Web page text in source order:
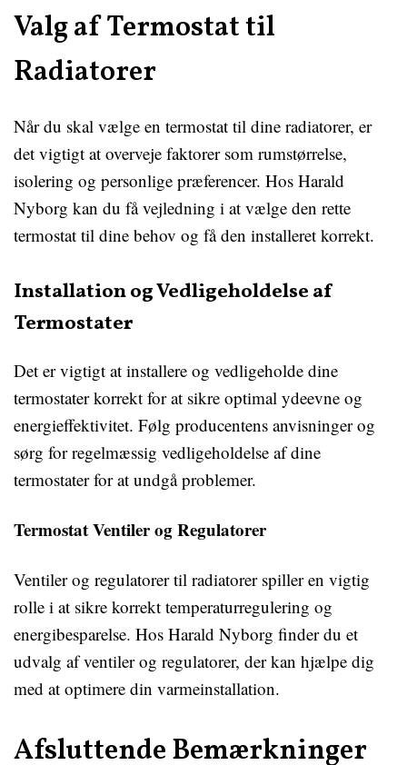
Valg af Termostat til
Radiatorer
Når du skal vælge en termostat til dine radiatorer, er
det vigtigt at overveje faktorer som rumstørrelse,
isolering og personlige præferencer. Hos Harald
Nyborg kan du få vejledning i at vælge den rette
termostat til dine behov og få den installeret korrekt.
Installation og Vedligeholdelse af
Termostater
Det er vigtigt at installere og vedligeholde dine
termostater korrekt for at sikre optimal ydeevne og
energieffektivitet. Følg producentens anvisninger og
sørg for regelmæssig vedligeholdelse af dine
termostater for at undgå problemer.
Termostat Ventiler og Regulatorer
Ventiler og regulatorer til radiatorer spiller en vigtig
rolle i at sikre korrekt temperaturregulering og
energibesparelse. Hos Harald Nyborg finder du et
udvalg af ventiler og regulatorer, der kan hjælpe dig
med at optimere din varmeinstallation.
Afsluttende Bemærkninger